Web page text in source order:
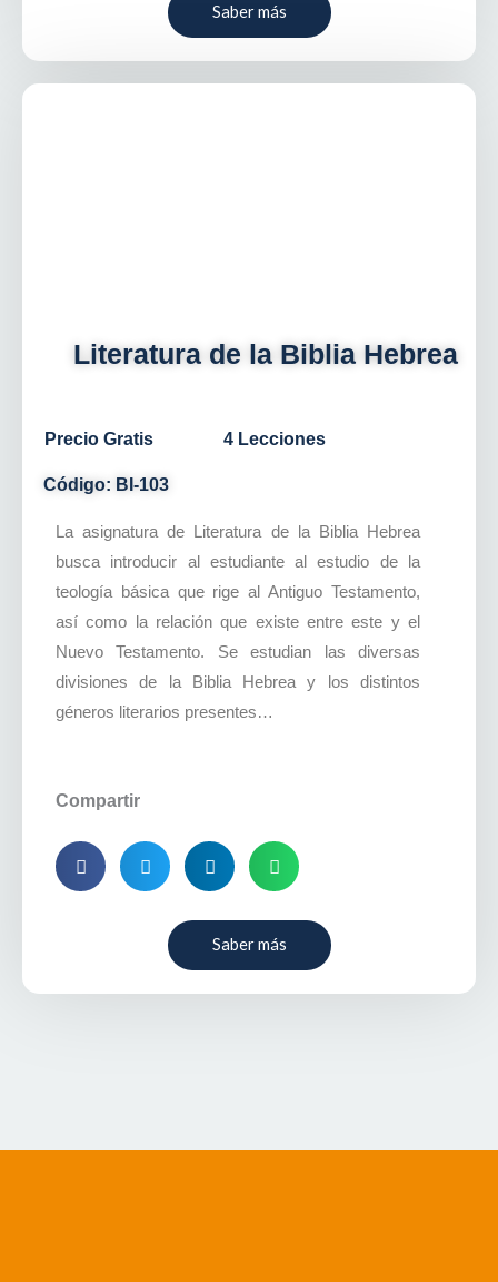
Saber más
Literatura de la Biblia Hebrea
Precio Gratis 4 Lecciones
Código: BI-103
La asignatura de Literatura de la Biblia Hebrea
busca introducir al estudiante al estudio de la
teología básica que rige al Antiguo Testamento,
así como la relación que existe entre este y el
Nuevo Testamento. Se estudian las diversas
divisiones de la Biblia Hebrea y los distintos
géneros literarios presentes…
Compartir
Saber más